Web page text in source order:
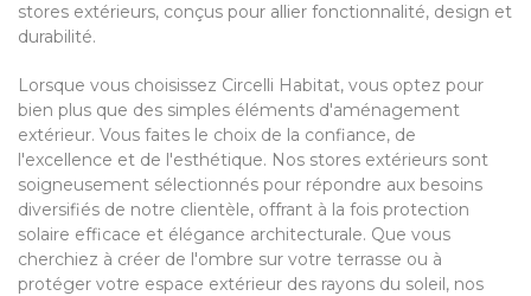
stores extérieurs, conçus pour allier fonctionnalité, design et
durabilité.
Lorsque vous choisissez Circelli Habitat, vous optez pour
bien plus que des simples éléments d'aménagement
extérieur. Vous faites le choix de la confiance, de
l'excellence et de l'esthétique. Nos stores extérieurs sont
soigneusement sélectionnés pour répondre aux besoins
diversifiés de notre clientèle, offrant à la fois protection
solaire efficace et élégance architecturale. Que vous
cherchiez à créer de l'ombre sur votre terrasse ou à
protéger votre espace extérieur des rayons du soleil, nos